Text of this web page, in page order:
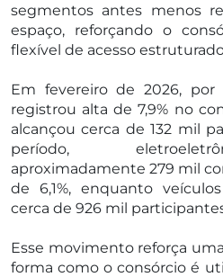
segmentos antes menos
espaço, reforçando o
flexível de acesso
Em fevereiro de 2026, por
registrou alta de 7,9% no
alcançou cerca de 132 mil
período,
aproximadamente 279 mil
de 6,1%, enquanto
cerca de 926 mil
Esse movimento reforça
forma como o consórcio é